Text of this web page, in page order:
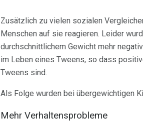
Zusätzlich zu vielen sozialen
Menschen auf sie reagieren. Leider
durchschnittlichem Gewicht mehr
im Leben eines Tweens, so dass
Tweens sind.
Als Folge wurden bei übergewichtigen
Mehr Verhaltensprobleme